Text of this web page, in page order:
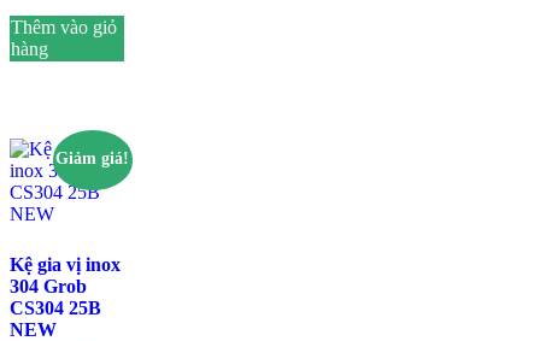
Thêm vào giỏ
hàng
Giảm giá!
Kệ gia vị inox
304 Grob
CS304 25B
NEW